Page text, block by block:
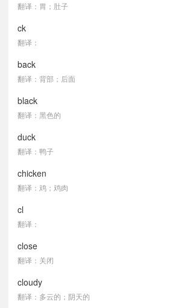
翻译：胃；肚子
ck
翻译：
back
翻译：背部；后面
black
翻译：黑色的
duck
翻译：鸭子
chicken
翻译：鸡；鸡肉
cl
翻译：
close
翻译：关闭
cloudy
翻译：多云的；阴天的